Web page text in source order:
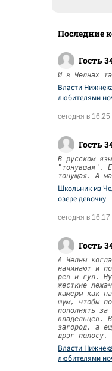
Последние
Гость
И в Челнах
Власти
любителями
сегодня в 16:25
Гость
В русском
"тонувшая".
тонущая. А
Школьник из
озере девочку
сегодня в 16:17
Гость
А Челны
начинают и
рев и гул.
жесткие
камеры как
шум, чтобы
пополнять за
владельцев.
загород, а
дрэг-полосу.
Власти
любителями